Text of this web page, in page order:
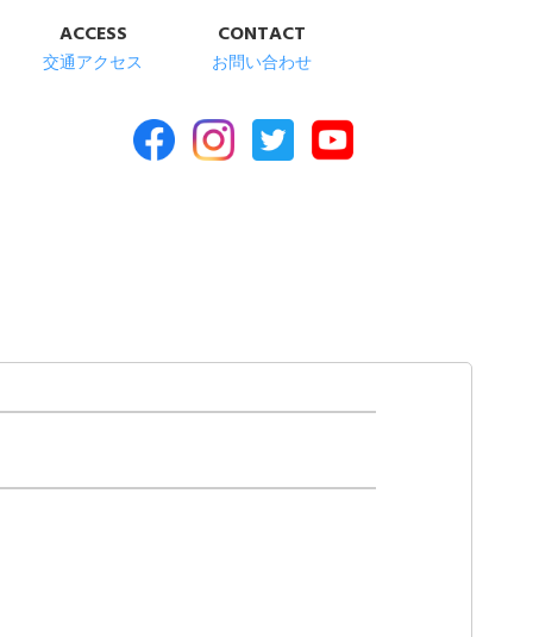
ACCESS
交通アクセス
CONTACT
お問い合わせ
福祉施設 清華苑